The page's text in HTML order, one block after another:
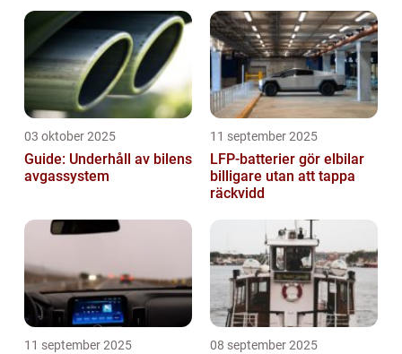
03 oktober 2025
Guide: Underhåll av bilens
avgassystem
11 september 2025
LFP-batterier gör elbilar
billigare utan att tappa
räckvidd
11 september 2025 08 september 2025